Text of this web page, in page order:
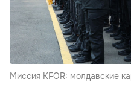
Миссия KFOR: молдавские